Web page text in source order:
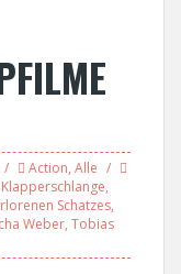
Action, Alle
,
Schatzes,
Weber, Tobias